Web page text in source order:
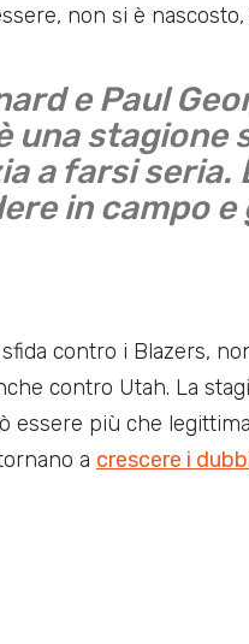
non si è
e Paul
una stagione
a farsi seria.
in campo
contro i Blazers,
contro Utah. La
essere più che
a crescere i